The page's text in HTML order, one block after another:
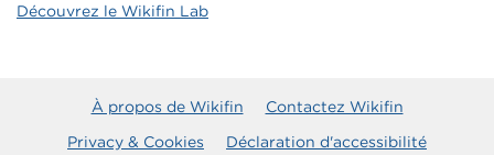
Découvrez le Wikifin Lab
À propos de Wikifin
Contactez Wikifin
Privacy & Cookies
Déclaration d'accessibilité